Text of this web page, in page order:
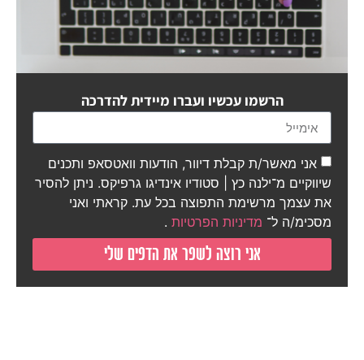
הדרכה ללא עלות
המפה הדיגיטלית לדף
נחיתה ממיר
הרשמו עכשיו ועברו מיידית להדרכה
אני מאשר/ת קבלת דיוור, הודעות וואטסאפ ותכנים
שיווקיים מ־ילנה כץ | סטודיו אינדיגו גרפיקס. ניתן להסיר
את עצמך מרשימת התפוצה בכל עת. קראתי ואני
מסכימ/ה ל־ מדיניות הפרטיות .
אני רוצה לשפר את הדפים שלי